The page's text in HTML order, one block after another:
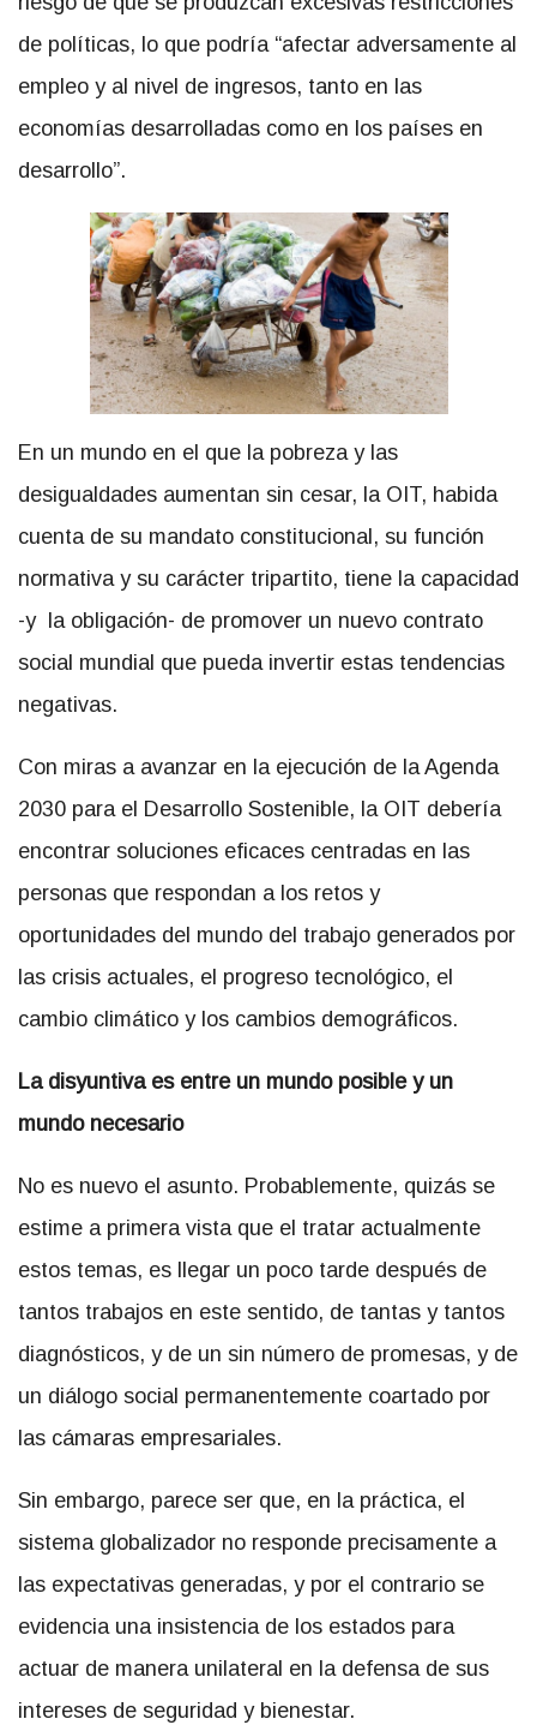
de políticas, lo que podría “afectar adversamente al
empleo y al nivel de ingresos, tanto en las
economías desarrolladas como en los países en
desarrollo”.
En un mundo en el que la pobreza y las
desigualdades aumentan sin cesar, la OIT, habida
cuenta de su mandato constitucional, su función
normativa y su carácter tripartito, tiene la capacidad
-y la obligación- de promover un nuevo contrato
social mundial que pueda invertir estas tendencias
negativas.
Con miras a avanzar en la ejecución de la Agenda
2030 para el Desarrollo Sostenible, la OIT debería
encontrar soluciones eficaces centradas en las
personas que respondan a los retos y
oportunidades del mundo del trabajo generados por
las crisis actuales, el progreso tecnológico, el
cambio climático y los cambios demográficos.
La disyuntiva es entre un mundo posible y un
mundo necesario
No es nuevo el asunto. Probablemente, quizás se
estime a primera vista que el tratar actualmente
estos temas, es llegar un poco tarde después de
tantos trabajos en este sentido, de tantas y tantos
diagnósticos, y de un sin número de promesas, y de
un diálogo social permanentemente coartado por
las cámaras empresariales.
Sin embargo, parece ser que, en la práctica, el
sistema globalizador no responde precisamente a
las expectativas generadas, y por el contrario se
evidencia una insistencia de los estados para
actuar de manera unilateral en la defensa de sus
intereses de seguridad y bienestar.